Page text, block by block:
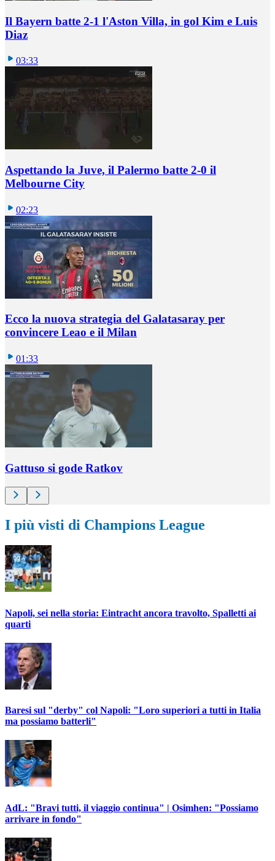
Il Bayern batte 2-1 l'Aston Villa, in gol Kim e Luis
Diaz
03:33
Aspettando la Juve, il Palermo batte 2-0 il
Melbourne City
02:23
Ecco la nuova strategia del Galatasaray per
convincere Leao e il Milan
01:33
Gattuso si gode Ratkov
I più visti di Champions League
Napoli, sei nella storia: Eintracht ancora travolto, Spalletti ai
quarti
Baresi sul "derby" col Napoli: "Loro superiori a tutti in Italia
ma possiamo batterli"
AdL: "Bravi tutti, il viaggio continua" | Osimhen: "Possiamo
arrivare in fondo"